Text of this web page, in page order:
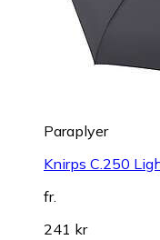
Paraplyer
Knirps C.250
fr.
241 kr